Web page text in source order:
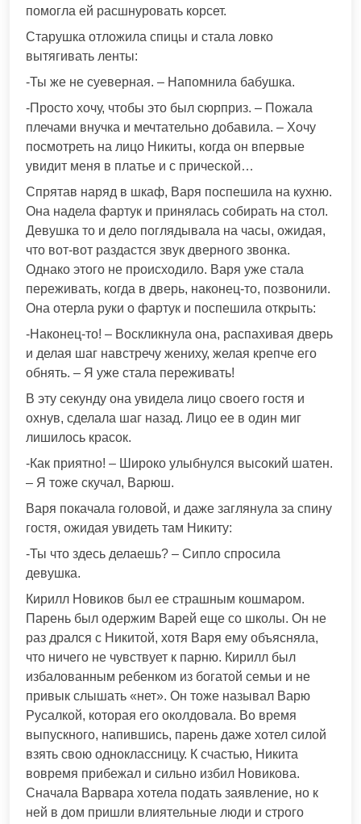
помогла ей расшнуровать корсет.
Старушка отложила спицы и стала ловко
вытягивать ленты:
-Ты же не суеверная. – Напомнила бабушка.
-Просто хочу, чтобы это был сюрприз. – Пожала
плечами внучка и мечтательно добавила. – Хочу
посмотреть на лицо Никиты, когда он впервые
увидит меня в платье и с прической…
Спрятав наряд в шкаф, Варя поспешила на кухню.
Она надела фартук и принялась собирать на стол.
Девушка то и дело поглядывала на часы, ожидая,
что вот-вот раздастся звук дверного звонка.
Однако этого не происходило. Варя уже стала
переживать, когда в дверь, наконец-то, позвонили.
Она отерла руки о фартук и поспешила открыть:
-Наконец-то! – Воскликнула она, распахивая дверь
и делая шаг навстречу жениху, желая крепче его
обнять. – Я уже стала переживать!
В эту секунду она увидела лицо своего гостя и
охнув, сделала шаг назад. Лицо ее в один миг
лишилось красок.
-Как приятно! – Широко улыбнулся высокий шатен.
– Я тоже скучал, Варюш.
Варя покачала головой, и даже заглянула за спину
гостя, ожидая увидеть там Никиту:
-Ты что здесь делаешь? – Сипло спросила
девушка.
Кирилл Новиков был ее страшным кошмаром.
Парень был одержим Варей еще со школы. Он не
раз дрался с Никитой, хотя Варя ему объясняла,
что ничего не чувствует к парню. Кирилл был
избалованным ребенком из богатой семьи и не
привык слышать «нет». Он тоже называл Варю
Русалкой, которая его околдовала. Во время
выпускного, напившись, парень даже хотел силой
взять свою одноклассницу. К счастью, Никита
вовремя прибежал и сильно избил Новикова.
Сначала Варвара хотела подать заявление, но к
ней в дом пришли влиятельные люди и строго